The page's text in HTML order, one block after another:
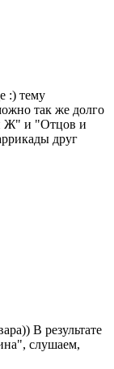
:) тему
так же долго
Ж" и "Отцов и
друг
В результате
слушаем,